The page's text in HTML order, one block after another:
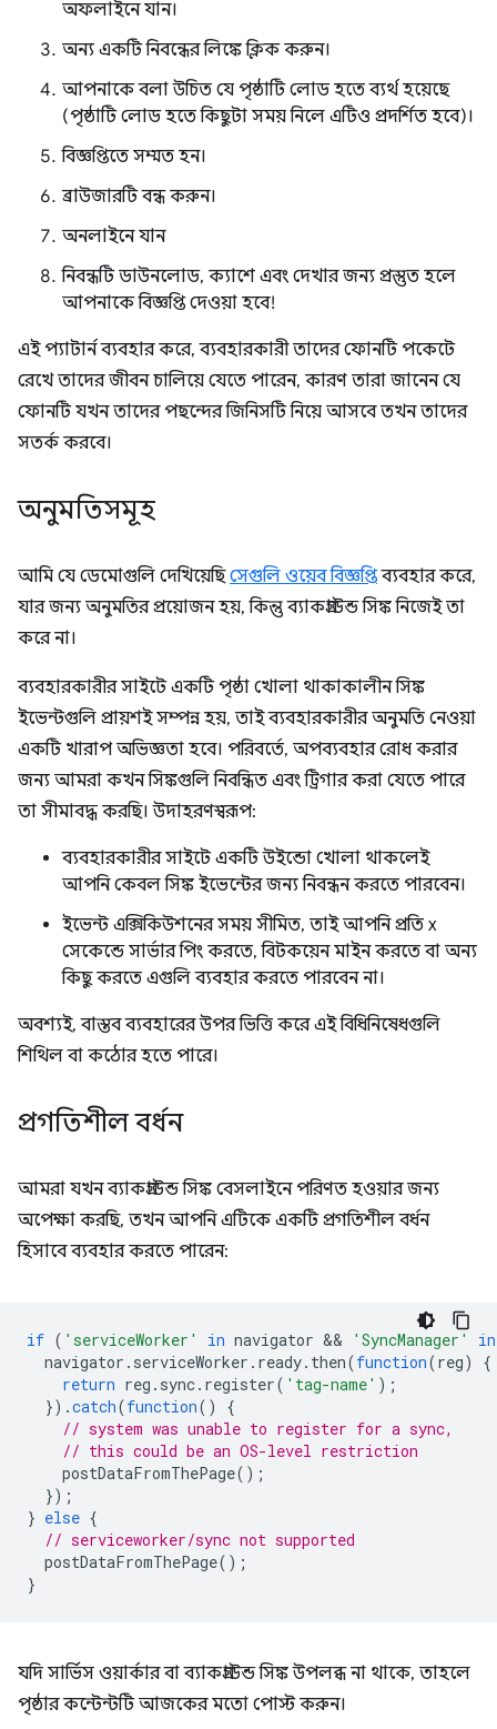
অফলাইনে যান।
অন্য একটি নিবন্ধের লিঙ্কে ক্লিক করুন।
আপনাকে বলা উচিত যে পৃষ্ঠাটি লোড হতে ব্যর্থ হয়েছে
(পৃষ্ঠাটি লোড হতে কিছুটা সময় নিলে এটিও প্রদর্শিত হবে)।
বিজ্ঞপ্তিতে সম্মত হন।
ব্রাউজারটি বন্ধ করুন।
অনলাইনে যান
নিবন্ধটি ডাউনলোড, ক্যাশে এবং দেখার জন্য প্রস্তুত হলে
আপনাকে বিজ্ঞপ্তি দেওয়া হবে!
এই প্যাটার্ন ব্যবহার করে, ব্যবহারকারী তাদের ফোনটি পকেটে
রেখে তাদের জীবন চালিয়ে যেতে পারেন, কারণ তারা জানেন যে
ফোনটি যখন তাদের পছন্দের জিনিসটি নিয়ে আসবে তখন তাদের
সতর্ক করবে।
অনুমতিসমূহ
আমি যে ডেমোগুলি দেখিয়েছিসেগুলি ওয়েব বিজ্ঞপ্তিব্যবহার করে,
যার জন্য অনুমতির প্রয়োজন হয়, কিন্তু ব্যাকগ্রাউন্ড সিঙ্ক নিজেই তা
করে না।
ব্যবহারকারীর সাইটে একটি পৃষ্ঠা খোলা থাকাকালীন সিঙ্ক
ইভেন্টগুলি প্রায়শই সম্পন্ন হয়, তাই ব্যবহারকারীর অনুমতি নেওয়া
একটি খারাপ অভিজ্ঞতা হবে। পরিবর্তে, অপব্যবহার রোধ করার
জন্য আমরা কখন সিঙ্কগুলি নিবন্ধিত এবং ট্রিগার করা যেতে পারে
তা সীমাবদ্ধ করছি। উদাহরণস্বরূপ:
ব্যবহারকারীর সাইটে একটি উইন্ডো খোলা থাকলেই
আপনি কেবল সিঙ্ক ইভেন্টের জন্য নিবন্ধন করতে পারবেন।
ইভেন্ট এক্সিকিউশনের সময় সীমিত, তাই আপনি প্রতি x
সেকেন্ডে সার্ভার পিং করতে, বিটকয়েন মাইন করতে বা অন্য
কিছু করতে এগুলি ব্যবহার করতে পারবেন না।
অবশ্যই, বাস্তব ব্যবহারের উপর ভিত্তি করে এই বিধিনিষেধগুলি
শিথিল বা কঠোর হতে পারে।
প্রগতিশীল বর্ধন
আমরা যখন ব্যাকগ্রাউন্ড সিঙ্ক বেসলাইনে পরিণত হওয়ার জন্য
অপেক্ষা করছি, তখন আপনি এটিকে একটি প্রগতিশীল বর্ধন
হিসাবে ব্যবহার করতে পারেন:
if ( 'serviceWorker' in navigator && 'SyncManager'
in
navigator . serviceWorker . ready. then(function(reg)
{
return reg . sync. register( 'tag-name' );
}).catch(function()
{
// system was unable to register for a sync,
// this could be an OS-level restriction
postDataFromThePage();
});
} else {
// serviceworker/sync not supported
postDataFromThePage();
}
যদি সার্ভিস ওয়ার্কার বা ব্যাকগ্রাউন্ড সিঙ্ক উপলব্ধ না থাকে, তাহলে
পৃষ্ঠার কন্টেন্টটি আজকের মতো পোস্ট করুন।